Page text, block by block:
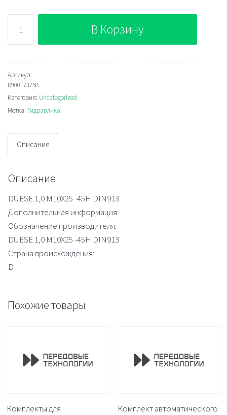
Bosch
Rexroth
R900173758
В Корзину
Артикул:
R900173758
Категория: Uncategorized
Метка: Гидравлика
Описание
Описание
DUESE 1,0 M10X25 -45H DIN913
Дополнительная информация:
Обозначение производителя:
DUESE 1,0 M10X25 -45H DIN913
Страна происхождения:
D
Похожие товары
Комплекты для
Комплект автоматического